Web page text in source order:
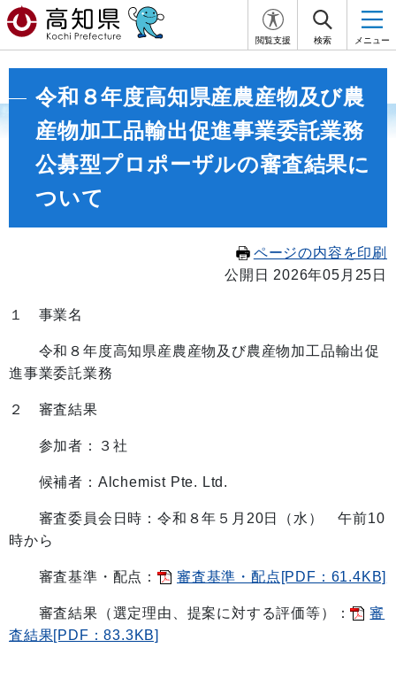
閲覧支援 検索 メニュー
令和８年度高知県産農産物及び農
産物加工品輸出促進事業委託業務
公募型プロポーザルの審査結果に
ついて
ページの内容を印刷
公開日 2026年05月25日
１ 事業名
令和８年度高知県産農産物及び農産物加工品輸出促
進事業委託業務
２ 審査結果
参加者：３社
候補者：Alchemist Pte. Ltd.
審査委員会日時：令和８年５月20日（水） 午前10
時から
審査基準・配点： 審査基準・配点[PDF：61.4KB]
審査結果（選定理由、提案に対する評価等）：
審
査結果[PDF：83.3KB]